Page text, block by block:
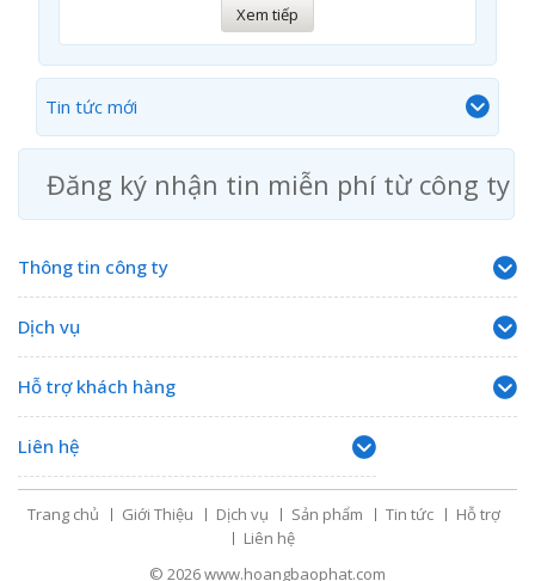
Xem tiếp
Tin tức mới
Đăng ký nhận tin miễn phí từ công ty
Thông tin công ty
Dịch vụ
Hỗ trợ khách hàng
Liên hệ
Trang chủ Giới Thiệu Dịch vụ Sản phẩm Tin tức
Hỗ trợ
Liên hệ
© 2026www.hoangbaophat.com